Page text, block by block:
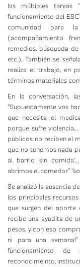
las múltiples tareas
funcionamiento del
comunidad para
(acompañamiento
remedios, búsqueda
etc.). También se
realiza el trabajo, en
términos materiales
En la conversación,
“Supuestamente vos
que necesita el
porque sufre
públicos no reciben el
que no tenemos nada
al barrio sin
abrimos el comedor”
Se analizó la ausencia
los principales
que surgen del aporte
recibe una ayudita de
pesos, y con eso
ni para una
funcionamiento de
reconocimeinto,